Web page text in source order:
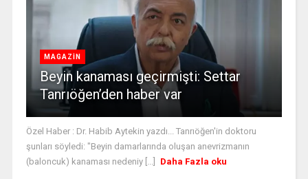
MAGAZİN
Beyin kanaması geçirmişti: Settar
Tanrıöğen’den haber var
Özel Haber : Dr. Habib Aytekin yazdı... Tanrıöğen'in doktoru
şunları söyledi: "Beyin damarlarında oluşan anevrizmanın
(baloncuk) kanaması nedeniy [...]
Daha Fazla oku